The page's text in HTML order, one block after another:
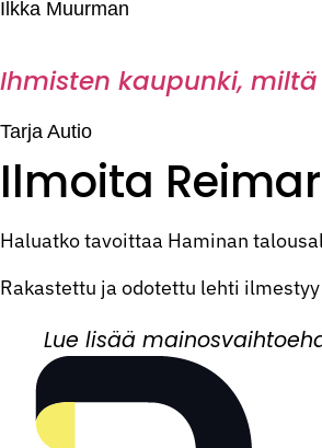
Ilkka Muurman
Ihmisten kaupunki,
Tarja Autio
Ilmoita
Haluatko tavoittaa Haminan
Rakastettu ja odotettu lehti
Lue lisää